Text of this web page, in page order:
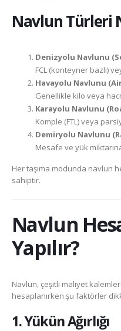
Navlun Türleri
Denizyolu Navlunu
FCL (konteyner bazlı)
Havayolu Navlunu
Genellikle kilo veya
Karayolu Navlunu
Komple (FTL) veya
Demiryolu Navlunu
Mesafe ve yük
Her taşıma modunda navlun
sahiptir.
Navlun
Yapılır?
Navlun, çeşitli maliyet
hesaplanırken şu faktörler
1. Yükün Ağırlığı